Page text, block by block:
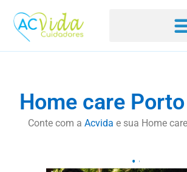
Home care
Conte com a Acvida e sua Home